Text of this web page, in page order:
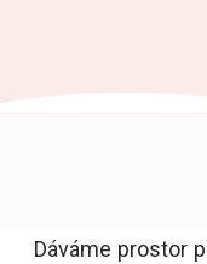
Dáváme prostor